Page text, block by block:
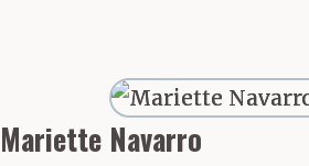
Je suis détourée,
d’une situation à
Mariette Navarro